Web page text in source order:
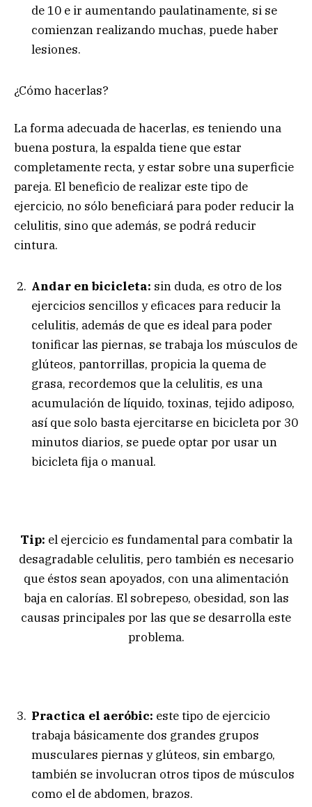
de 10 e ir aumentando paulatinamente, si se
comienzan realizando muchas, puede haber
lesiones.
¿Cómo hacerlas?
La forma adecuada de hacerlas, es teniendo una
buena postura, la espalda tiene que estar
completamente recta, y estar sobre una superficie
pareja. El beneficio de realizar este tipo de
ejercicio, no sólo beneficiará para poder reducir la
celulitis, sino que además, se podrá reducir
cintura.
Andar en bicicleta: sin duda, es otro de los
ejercicios sencillos y eficaces para reducir la
celulitis, además de que es ideal para poder
tonificar las piernas, se trabaja los músculos de
glúteos, pantorrillas, propicia la quema de
grasa, recordemos que la celulitis, es una
acumulación de líquido, toxinas, tejido adiposo,
así que solo basta ejercitarse en bicicleta por 30
minutos diarios, se puede optar por usar un
bicicleta fija o manual.
Tip: el ejercicio es fundamental para combatir la
desagradable celulitis, pero también es necesario
que éstos sean apoyados, con una alimentación
baja en calorías. El sobrepeso, obesidad, son las
causas principales por las que se desarrolla este
problema.
Practica el aeróbic: este tipo de ejercicio
trabaja básicamente dos grandes grupos
musculares piernas y glúteos, sin embargo,
también se involucran otros tipos de músculos
como el de abdomen, brazos.